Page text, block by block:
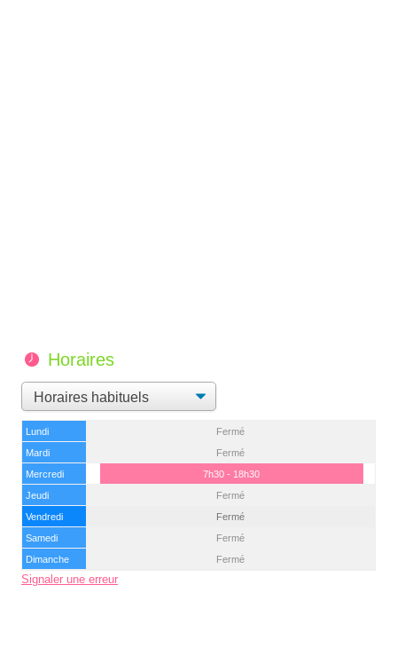
Horaires
Lundi
Fermé
Mardi
Fermé
Mercredi
7h30 - 18h30
Jeudi
Fermé
Vendredi
Fermé
Samedi
Fermé
Dimanche
Fermé
Signaler une erreur